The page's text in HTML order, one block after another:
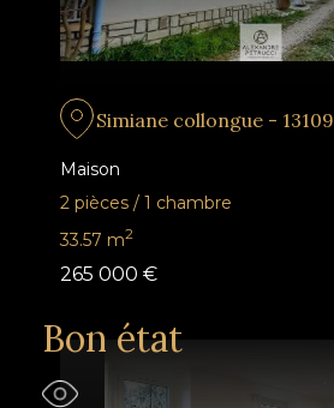
Simiane collongue - 13109
Maison
2 pièces / 1 chambre
33.57 m2
265 000 €
Bon état